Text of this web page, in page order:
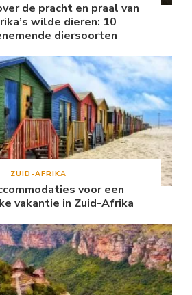
de pracht en praal van
wilde dieren: 10
diersoorten
ZUID-AFRIKA
voor een
vakantie in Zuid-Afrika